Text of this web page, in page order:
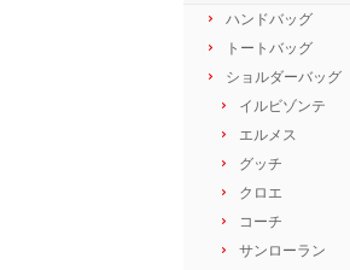
ハンドバッグ
トートバッグ
ショルダーバッグ
イルビゾンテ
エルメス
グッチ
クロエ
コーチ
サンローラン